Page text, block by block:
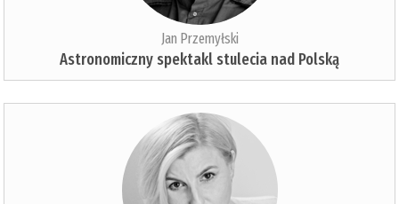
Jan Przemyłski
Astronomiczny spektakl stulecia nad Polską